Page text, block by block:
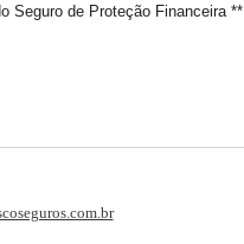
Seguro de Proteção Financeira **